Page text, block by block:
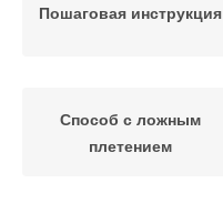
Пошаговая инструкция
Способ с ложным
плетением